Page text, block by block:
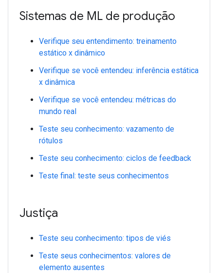
Sistemas de ML de produção
Verifique seu entendimento: treinamento
estático x dinâmico
Verifique se você entendeu: inferência estática
x dinâmica
Verifique se você entendeu: métricas do
mundo real
Teste seu conhecimento: vazamento de
rótulos
Teste seu conhecimento: ciclos de feedback
Teste final: teste seus conhecimentos
Justiça
Teste seu conhecimento: tipos de viés
Teste seus conhecimentos: valores de
elemento ausentes